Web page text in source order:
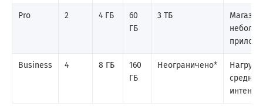
Pro 2 4 ГБ
60
ГБ
3 ТБ
Business 4 8 ГБ
160
ГБ
Неограничено*
средней